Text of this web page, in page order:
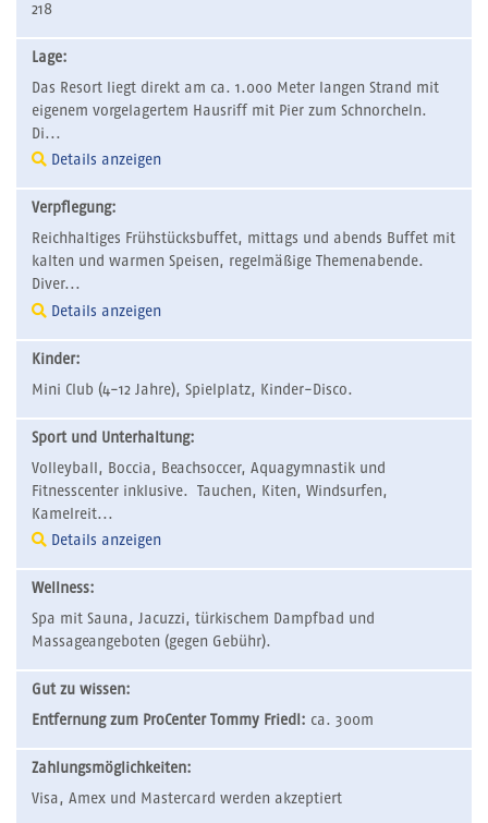
218
Lage:
Das Resort liegt direkt am ca. 1.000 Meter langen Strand mit
eigenem vorgelagertem Hausriff mit Pier zum Schnorcheln.
Di...
Details anzeigen
Verpflegung:
Reichhaltiges Frühstücksbuffet, mittags und abends Buffet mit
kalten und warmen Speisen, regelmäßige Themenabende.
Diver...
Details anzeigen
Kinder:
Mini Club (4-12 Jahre), Spielplatz, Kinder-Disco.
Sport und Unterhaltung:
Volleyball, Boccia, Beachsoccer, Aquagymnastik und
Fitnesscenter inklusive. Tauchen, Kiten, Windsurfen,
Kamelreit...
Details anzeigen
Wellness:
Spa mit Sauna, Jacuzzi, türkischem Dampfbad und
Massageangeboten (gegen Gebühr).
Gut zu wissen:
Entfernung zum ProCenter Tommy Friedl: ca. 300m
Zahlungsmöglichkeiten:
Visa, Amex und Mastercard werden akzeptiert